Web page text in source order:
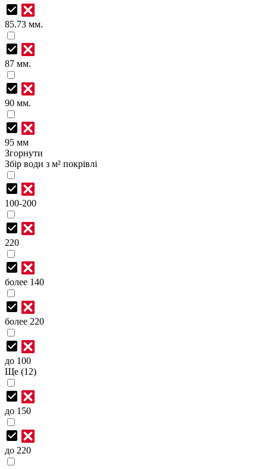
85.73 мм.
87 мм.
90 мм.
95 мм
Згорнути
Збір води з м² покрівлі
100-200
220
более 140
более 220
до 100
Ще (12)
до 150
до 220